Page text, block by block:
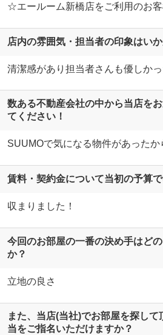
☆エールーム新橋店をご利用のお
店内の雰囲気・担当者の印象はい
清潔感があり担当者さんも優しかっ
数ある不動産会社の中から当店を
てください！
SUUMOで気になる物件があったか
賃料・契約金について当初の予算
収まりました！
今回のお部屋の一番の決め手はど
か？
立地の良さ
また、当店(当社)でお部屋を探し
当をご指名いただけますか？